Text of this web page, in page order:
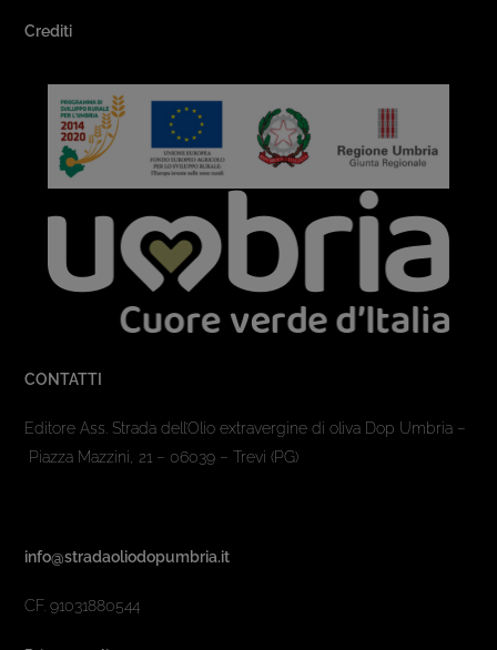
Crediti
CONTATTI
Editore Ass. Strada dell’Olio extravergine di oliva Dop Umbria –
Piazza Mazzini, 21 – 06039 – Trevi (PG)
info@stradaoliodopumbria.it
CF. 91031880544